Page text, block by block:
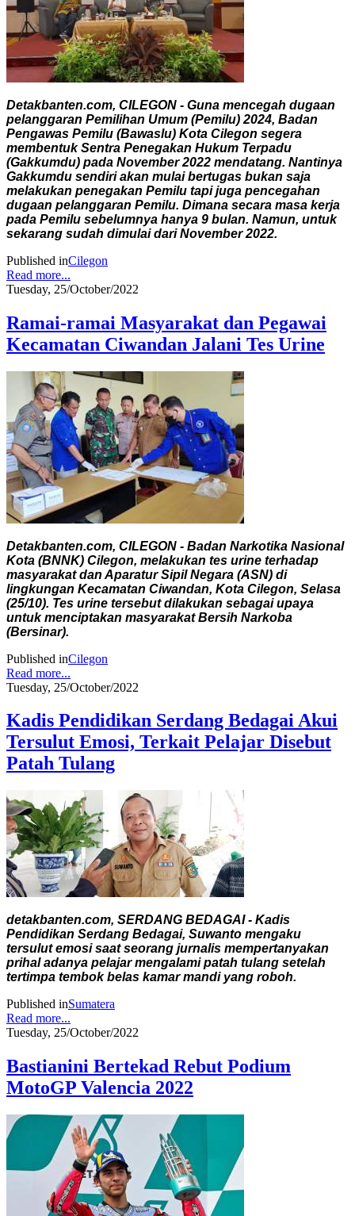
Detakbanten.com, CILEGON - Guna mencegah dugaan
pelanggaran Pemilihan Umum (Pemilu) 2024, Badan
Pengawas Pemilu (Bawaslu) Kota Cilegon segera
membentuk Sentra Penegakan Hukum Terpadu
(Gakkumdu) pada November 2022 mendatang. Nantinya
Gakkumdu sendiri akan mulai bertugas bukan saja
melakukan penegakan Pemilu tapi juga pencegahan
dugaan pelanggaran Pemilu. Dimana secara masa kerja
pada Pemilu sebelumnya hanya 9 bulan. Namun, untuk
sekarang sudah dimulai dari November 2022.
Published inCilegon
Read more...
Tuesday, 25/October/2022
Ramai-ramai Masyarakat dan Pegawai
Kecamatan Ciwandan Jalani Tes Urine
Detakbanten.com, CILEGON - Badan Narkotika Nasional
Kota (BNNK) Cilegon, melakukan tes urine terhadap
masyarakat dan Aparatur Sipil Negara (ASN) di
lingkungan Kecamatan Ciwandan, Kota Cilegon, Selasa
(25/10). Tes urine tersebut dilakukan sebagai upaya
untuk menciptakan masyarakat Bersih Narkoba
(Bersinar).
Published inCilegon
Read more...
Tuesday, 25/October/2022
Kadis Pendidikan Serdang Bedagai Akui
Tersulut Emosi, Terkait Pelajar Disebut
Patah Tulang
detakbanten.com, SERDANG BEDAGAI - Kadis
Pendidikan Serdang Bedagai, Suwanto mengaku
tersulut emosi saat seorang jurnalis mempertanyakan
prihal adanya pelajar mengalami patah tulang setelah
tertimpa tembok belas kamar mandi yang roboh.
Published inSumatera
Read more...
Tuesday, 25/October/2022
Bastianini Bertekad Rebut Podium
MotoGP Valencia 2022